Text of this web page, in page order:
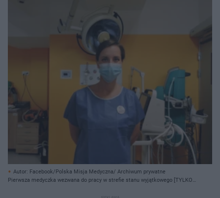
Autor: Facebook/Polska Misja Medyczna/ Archiwum prywatne
Pierwsza medyczka wezwana do pracy w strefie stanu wyjątkowego [TYLKO